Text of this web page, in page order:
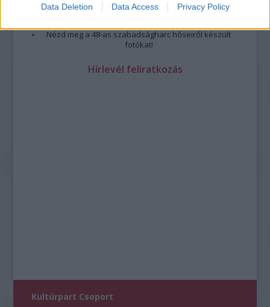
Data Deletion Data Access Privacy Policy
Meztelen fővárosiak
Nézd meg a 48-as szabadságharc hőseiről készült
fotókat!
Hírlevél feliratkozás
Kultúrpart Csoport